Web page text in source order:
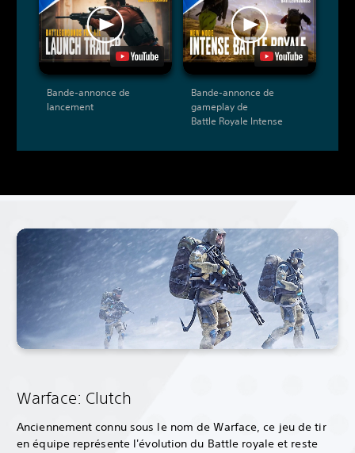
Bande-annonce de
lancement
Bande-annonce de
gameplay de
Battle Royale Intense
Warface: Clutch
Anciennement connu sous le nom de Warface, ce jeu de tir
en équipe représente l'évolution du Battle royale et reste